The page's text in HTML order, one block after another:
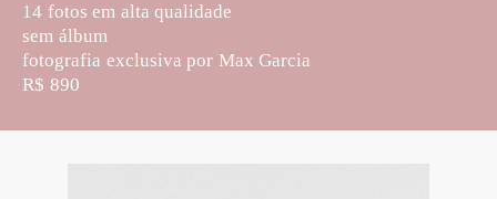
14 fotos em alta qualidade
sem álbum
fotografia exclusiva por Max Garcia
R$ 890